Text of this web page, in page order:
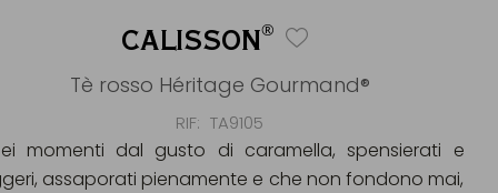
CALISSON®
Tè rosso Héritage Gourmand®
RIF TA9105
momenti dal gusto di caramella, spensierati e
assaporati pienamente e che non fondono mai,